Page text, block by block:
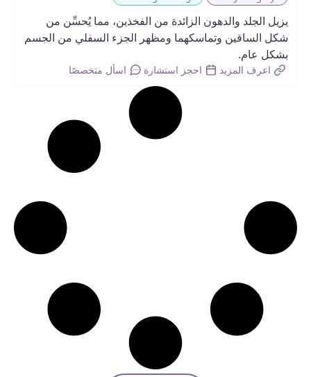
يزيل الجلد والدهون الزائدة من الفخذين، مما يُحسِّن من
شكل الساقين وتماسكهما ومظهر الجزء السفلي من الجسم
بشكل عام.
اعرف المزيد احجز استشارة اسأل متخصصًا